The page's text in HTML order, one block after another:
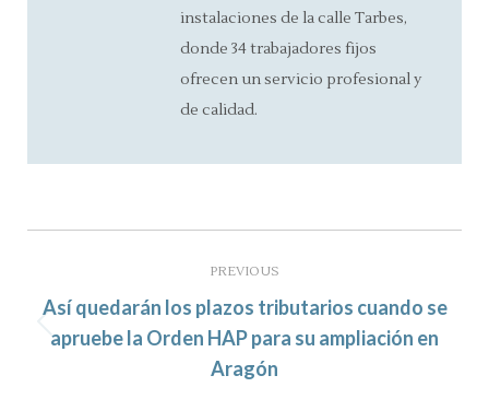
instalaciones de la calle Tarbes,
donde 34 trabajadores fijos
ofrecen un servicio profesional y
de calidad.
PREVIOUS
Previous
post:
Así quedarán los plazos tributarios cuando se
apruebe la Orden HAP para su ampliación en
Aragón